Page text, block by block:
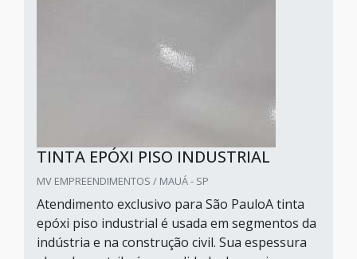
TINTA EPÓXI PISO INDUSTRIAL
MV EMPREENDIMENTOS / MAUÁ - SP
Atendimento exclusivo para São PauloA tinta
epóxi piso industrial é usada em segmentos da
indústria e na construção civil. Sua espessura